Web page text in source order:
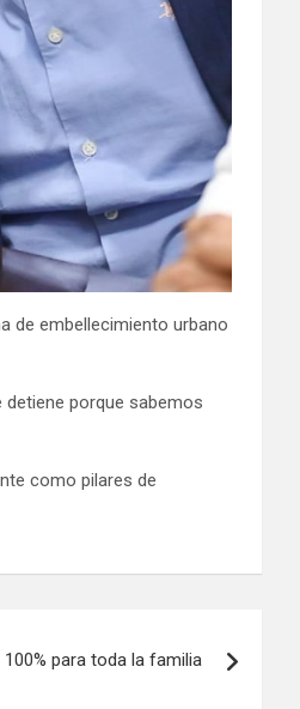
de embellecimiento urbano
detiene porque sabemos
como pilares de
para toda la familia